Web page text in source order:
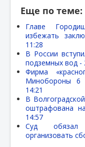
Еще по теме:
Главе
избежать
11:28
В России
подземных вод -
Фирма
Минобороны 6
14:21
В
оштрафована
14:57
Суд обязал
организовать